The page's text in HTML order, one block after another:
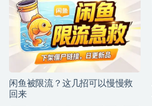
闲鱼被限流？这几招可以慢慢救
回来